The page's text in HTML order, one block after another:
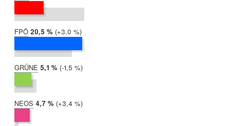
2014:
21,1 %
FPÖ 2019:
20,5 %
2014:
17,5 %
Differenz:
+3,0 %
GRÜNE 2019:
5,1 %
2014:
6,6 %
Differenz:
-1,5 %
NEOS 2019:
4,7 %
2014:
1,2 %
Differenz:
+3,4 %